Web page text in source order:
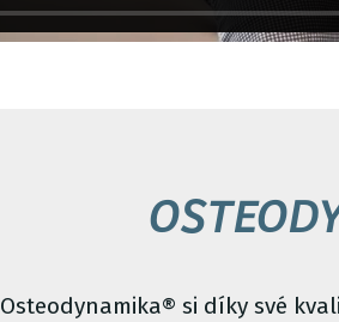
Osteodynamika® si díky své